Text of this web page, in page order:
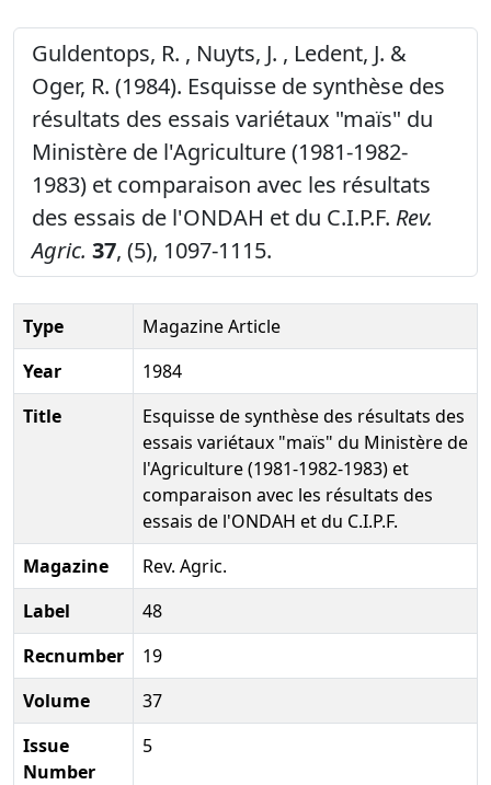
Guldentops, R. , Nuyts, J. , Ledent, J. &
Oger, R. (1984). Esquisse de synthèse des
résultats des essais variétaux "maïs" du
Ministère de l'Agriculture (1981-1982-
1983) et comparaison avec les résultats
des essais de l'ONDAH et du C.I.P.F. Rev.
Agric. 37, (5), 1097-1115.
Type
Magazine Article
Year
1984
Title
Esquisse de synthèse des résultats des
essais variétaux "maïs" du Ministère de
l'Agriculture (1981-1982-1983) et
comparaison avec les résultats des
essais de l'ONDAH et du C.I.P.F.
Magazine
Rev. Agric.
Label
48
Recnumber
19
Volume
37
Issue
Number
5